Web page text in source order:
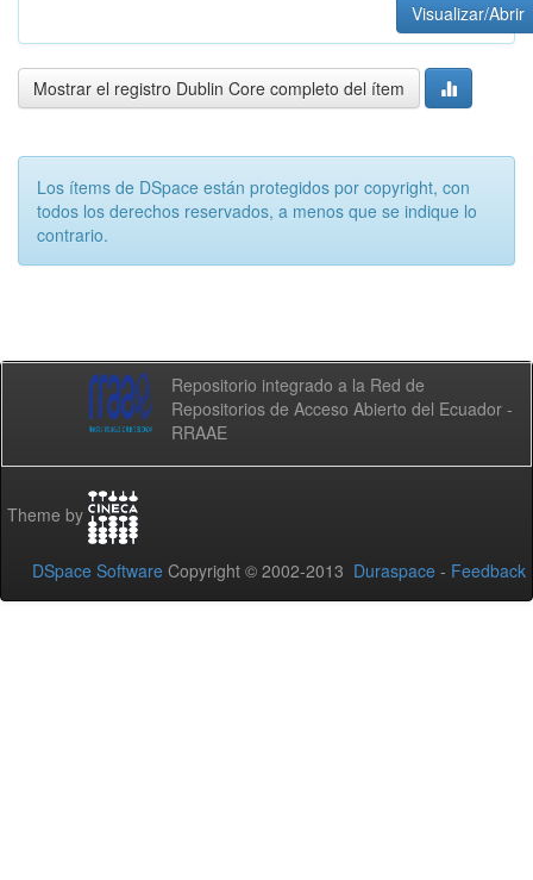
Visualizar/Abrir
Mostrar el registro Dublin Core completo del ítem
Los ítems de DSpace están protegidos por copyright, con
todos los derechos reservados, a menos que se indique lo
contrario.
Repositorio integrado a la Red de
Repositorios de Acceso Abierto del Ecuador -
RRAAE
Theme by
DSpace Software Copyright © 2002-2013 Duraspace - Feedback